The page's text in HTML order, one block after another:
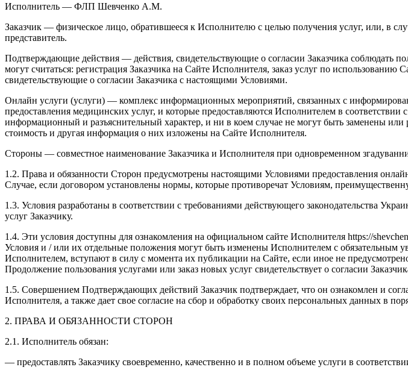
Исполнитель — ФЛП Шевченко А.М.
Заказчик — физическое лицо, обратившееся к Исполнителю с целью получения услуг, или, в
представитель.
Подтверждающие действия — действия, свидетельствующие о согласии Заказчика
могут считаться: регистрация Заказчика на Сайте Исполнителя, заказ услуг по
свидетельствующие о согласии Заказчика с настоящими Условиями.
Онлайн услуги (услуги) — комплекс информационных мероприятий, связанных с
предоставления медицинских услуг, и которые предоставляются Исполнителем в
информационный и разъяснительный характер, и ни в коем случае не могут быть заменены
стоимость и другая информация о них изложены на Сайте Исполнителя.
Стороны — совместное наименование Заказчика и Исполнителя при одновременном
1.2. Права и обязанности Сторон предусмотрены настоящими Условиями предоставления
Случае, если договором установлены нормы, которые противоречат Условиям,
1.3. Условия разработаны в соответствии с требованиями действующего законодательства
услуг Заказчику.
1.4. Эти условия доступны для ознакомления на официальном сайте Исполнителя https://
Условия и / или их отдельные положения могут быть изменены Исполнителем с обязательным
Исполнителем, вступают в силу с момента их публикации на Сайте, если иное не
Продолжение пользования услугами или заказ новых услуг свидетельствует о согласии
1.5. Совершением Подтверждающих действий Заказчик подтверждает, что он ознакомлен и
Исполнителя, а также дает свое согласие на сбор и обработку своих персональных данных в
2. ПРАВА И ОБЯЗАННОСТИ СТОРОН
2.1. Исполнитель обязан:
— предоставлять Заказчику своевременно, качественно и в полном объеме услуги в